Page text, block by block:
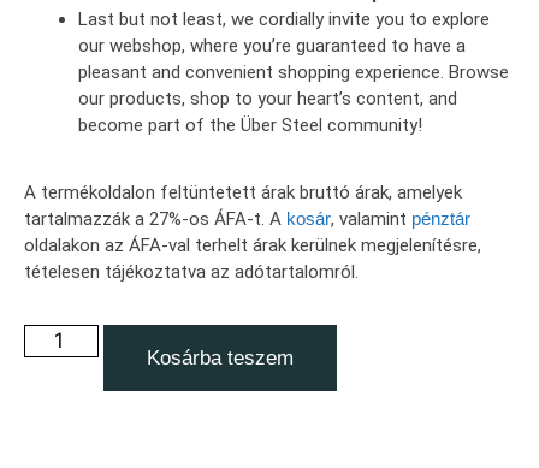
Last but not least, we cordially invite you to explore
our webshop, where you’re guaranteed to have a
pleasant and convenient shopping experience. Browse
our products, shop to your heart’s content, and
become part of the Über Steel community!
A termékoldalon feltüntetett árak bruttó árak, amelyek
tartalmazzák a 27%-os ÁFA-t. A kosár, valamint pénztár
oldalakon az ÁFA-val terhelt árak kerülnek megjelenítésre,
tételesen tájékoztatva az adótartalomról.
Kosárba teszem